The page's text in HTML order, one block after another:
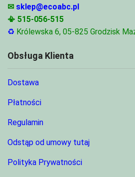
✉ sklep@ecoabc.pl
📳 515-056-515
♻ Królewska 6, 05-825 Grodzisk
Obsługa Klienta
Dostawa
Płatności
Regulamin
Odstąp od umowy tutaj
Polityka Prywatności